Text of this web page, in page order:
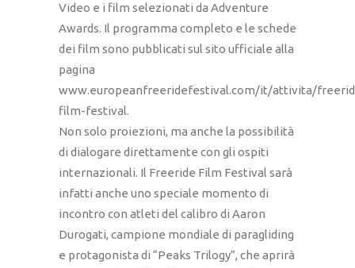
Video e i film selezionati da Adventure
Awards. Il programma completo e le schede
dei film sono pubblicati sul sito ufficiale alla
pagina
www.europeanfreeridefestival.com/it/attivita/
film-festival.
Non solo proiezioni, ma anche la possibilità
di dialogare direttamente con gli ospiti
internazionali. Il Freeride Film Festival sarà
infatti anche uno speciale momento di
incontro con atleti del calibro di Aaron
Durogati, campione mondiale di paragliding
e protagonista di “Peaks Trilogy”, che aprirà